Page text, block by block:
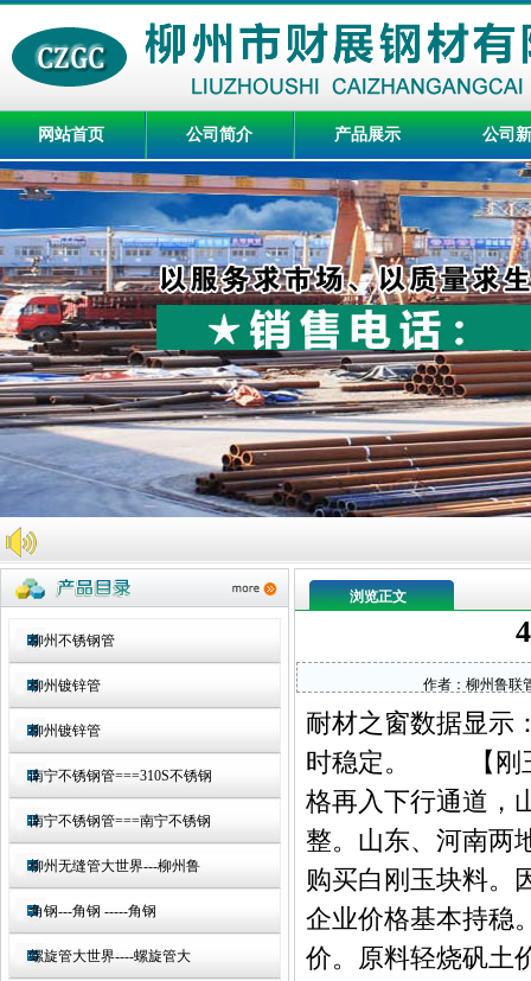
网站首页 公司简介 产品展示 公司
柳州不锈钢管
柳州镀锌管
柳州镀锌管
南宁不锈钢管===310S不锈钢
南宁不锈钢管===南宁不锈钢
柳州无缝管大世界---柳州鲁
角钢---角钢 -----角钢
螺旋管大世界----螺旋管大
浏览正文
作者：柳州鲁联
耐材之窗数据显示
时稳定。 【刚
格再入下行通道，
整。山东、河南两
购买白刚玉块料。
企业价格基本持
价。原料轻烧矾土